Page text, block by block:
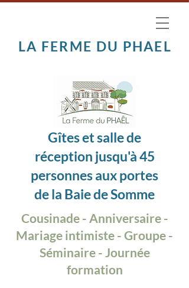
LA FERME DU PHAEL
Gîtes et salle de
réception jusqu'à 45
personnes aux portes
de la Baie de Somme
Cousinade - Anniversaire -
Mariage intimiste - Groupe -
Séminaire - Journée
formation